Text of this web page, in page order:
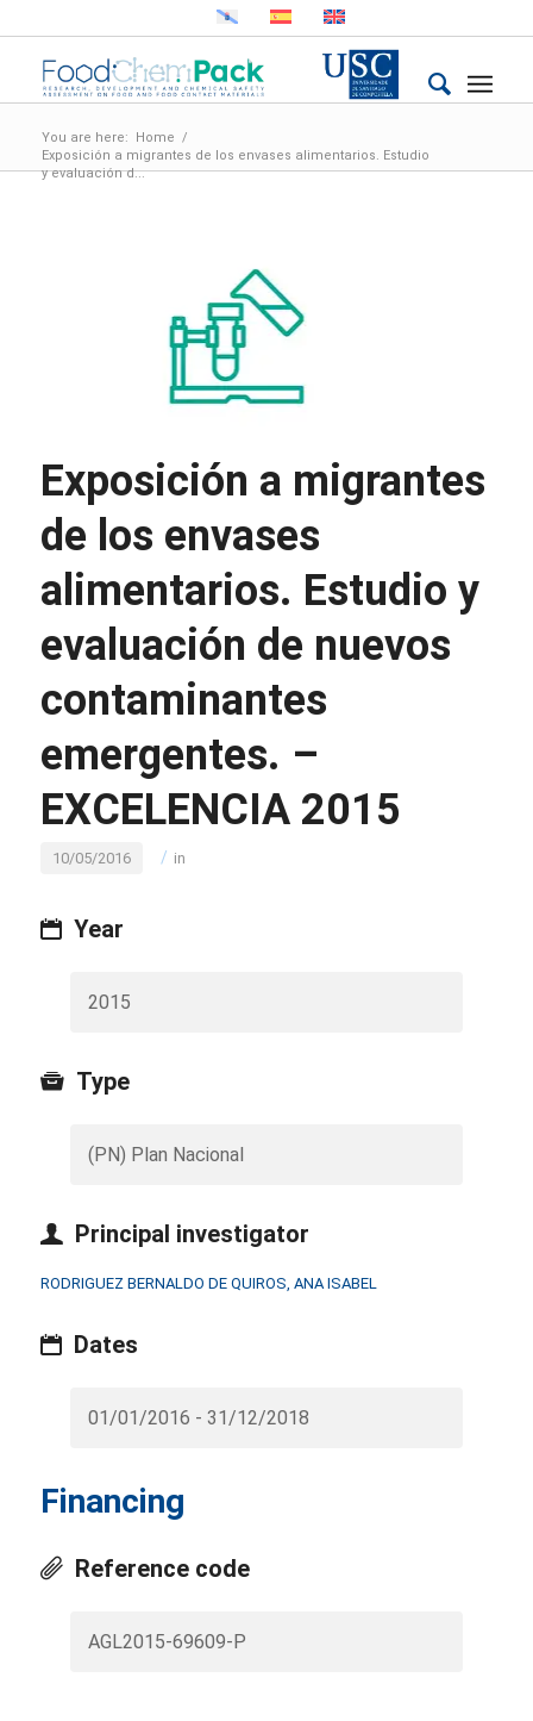
You are here: Home /
Exposición a migrantes de los envases alimentarios. Estudio
y evaluación d...
Exposición a migrantes
de los envases
alimentarios. Estudio y
evaluación de nuevos
contaminantes
emergentes. –
EXCELENCIA 2015
10/05/2016 / in
Year
2015
Type
(PN) Plan Nacional
Principal investigator
RODRIGUEZ BERNALDO DE QUIROS, ANA ISABEL
Dates
01/01/2016 - 31/12/2018
Financing
Reference code
AGL2015-69609-P